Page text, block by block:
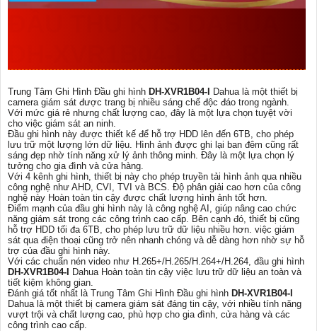
Trung Tâm Ghi Hình Đầu ghi hình DH-XVR1B04-I Dahua là một thiết bị
camera giám sát được trang bị nhiều sáng chế độc đáo trong ngành.
Với mức giá rẻ nhưng chất lượng cao, đây là một lựa chọn tuyệt vời
cho việc giám sát an ninh.
Đầu ghi hình này được thiết kế để hỗ trợ HDD lên đến 6TB, cho phép
lưu trữ một lượng lớn dữ liệu. Hình ảnh được ghi lại ban đêm cũng rất
sáng đẹp nhờ tính năng xử lý ảnh thông minh. Đây là một lựa chọn lý
tưởng cho gia đình và cửa hàng.
Với 4 kênh ghi hình, thiết bị này cho phép truyền tải hình ảnh qua nhiều
công nghệ như AHD, CVI, TVI và BCS. Độ phân giải cao hơn của công
nghệ này Hoàn toàn tin cậy được chất lượng hình ảnh tốt hơn.
Điểm mạnh của đầu ghi hình này là công nghệ AI, giúp nâng cao chức
năng giám sát trong các công trình cao cấp. Bên cạnh đó, thiết bị cũng
hỗ trợ HDD tối đa 6TB, cho phép lưu trữ dữ liệu nhiều hơn. việc giám
sát qua điện thoại cũng trở nên nhanh chóng và dễ dàng hơn nhờ sự hỗ
trợ của đầu ghi hình này.
Với các chuẩn nén video như H.265+/H.265/H.264+/H.264, đầu ghi hình
DH-XVR1B04-I Dahua Hoàn toàn tin cậy việc lưu trữ dữ liệu an toàn và
tiết kiệm không gian.
Đánh giá tốt nhất là Trung Tâm Ghi Hình Đầu ghi hình DH-XVR1B04-I
Dahua là một thiết bị camera giám sát đáng tin cậy, với nhiều tính năng
vượt trội và chất lượng cao, phù hợp cho gia đình, cửa hàng và các
công trình cao cấp.